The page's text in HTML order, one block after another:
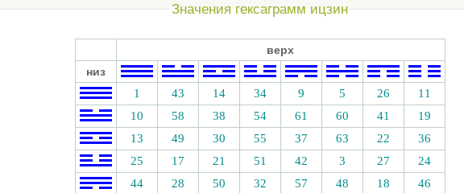
Значения гексаграмм ицзин
верх
низ
1
43 14 34 9 5 26
11
10
58 38 54 61 60 41
19
13
49 30 55 37 63 22
36
25
17 21 51 42 3 27
24
44
28 50 32 57 48 18
46